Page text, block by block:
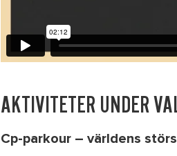
AKTIVITETER UNDER
Cp-parkour – världens